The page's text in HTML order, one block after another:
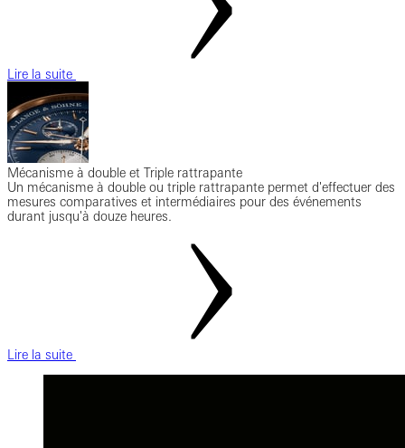
Lire la suite
Mécanisme à double et Triple rattrapante
Un mécanisme à double ou triple rattrapante permet d'effectuer des
mesures comparatives et intermédiaires pour des événements
durant jusqu'à douze heures.
Lire la suite